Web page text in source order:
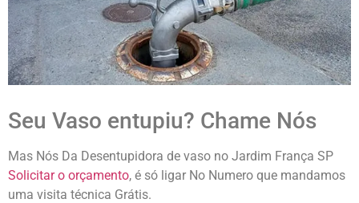
Seu Vaso entupiu? Chame Nós
Mas Nós Da Desentupidora de vaso no Jardim França SP
Solicitar o orçamento, é só ligar No Numero que mandamos
uma visita técnica Grátis.